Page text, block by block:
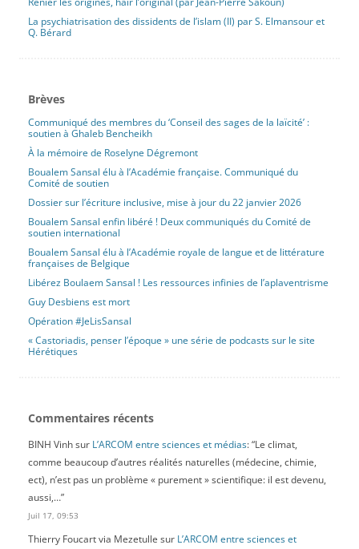
La psychiatrisation des dissidents de l’islam (II) par S. Elmansour et
Q. Bérard
Brèves
Communiqué des membres du ‘Conseil des sages de la laïcité’ :
soutien à Ghaleb Bencheikh
À la mémoire de Roselyne Dégremont
Boualem Sansal élu à l’Académie française. Communiqué du
Comité de soutien
Dossier sur l’écriture inclusive, mise à jour du 22 janvier 2026
Boualem Sansal enfin libéré ! Deux communiqués du Comité de
soutien international
Boualem Sansal élu à l’Académie royale de langue et de littérature
françaises de Belgique
Libérez Boulaem Sansal ! Les ressources infinies de l’aplaventrisme
Guy Desbiens est mort
Opération #JeLisSansal
« Castoriadis, penser l’époque » une série de podcasts sur le site
Hérétiques
Commentaires récents
BINH Vinhsur L’ARCOM entre sciences et médias: “Le climat,
comme beaucoup d’autres réalités naturelles (médecine, chimie,
ect), n’est pas un problème « purement » scientifique: il est devenu,
aussi,…”
Juil 17, 09:53
Thierry Foucart via Mezetulle sur L’ARCOM entre sciences et